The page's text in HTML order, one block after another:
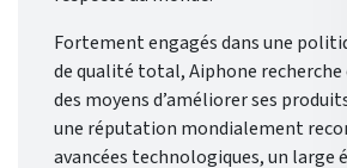
Fortement engagés dans une
de qualité total, Aiphone
des moyens d’améliorer ses
une réputation mondialement
avancées technologiques, un large